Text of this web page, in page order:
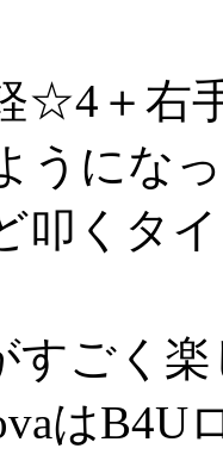
☆4＋右
うにな
叩くタ
すごく
は